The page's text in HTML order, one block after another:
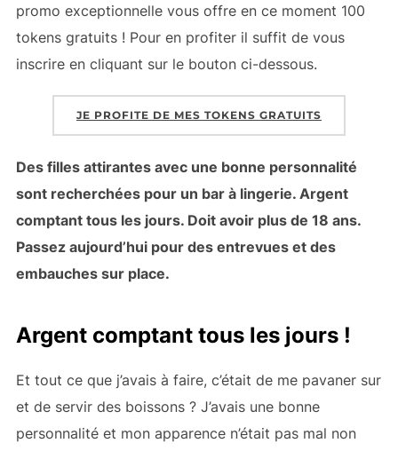
promo exceptionnelle vous offre en ce moment 100
tokens gratuits ! Pour en profiter il suffit de vous
inscrire en cliquant sur le bouton ci-dessous.
JE PROFITE DE MES TOKENS GRATUITS
Des filles attirantes avec une bonne personnalité
sont recherchées pour un bar à lingerie. Argent
comptant tous les jours. Doit avoir plus de 18 ans.
Passez aujourd’hui pour des entrevues et des
embauches sur place.
Argent comptant tous les jours !
Et tout ce que j’avais à faire, c’était de me pavaner sur
et de servir des boissons ? J’avais une bonne
personnalité et mon apparence n’était pas mal non